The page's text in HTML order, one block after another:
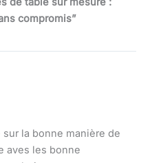
compromis”
la bonne manière de
aves les bonne